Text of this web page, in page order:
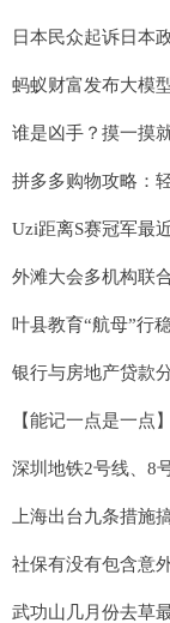
日本民众起诉日本
谁是凶手？摸一摸
叶县教育“航母”行
【能记一点是一点
深圳地铁2号线、8
社保有没有包含意
武功山几月份去草